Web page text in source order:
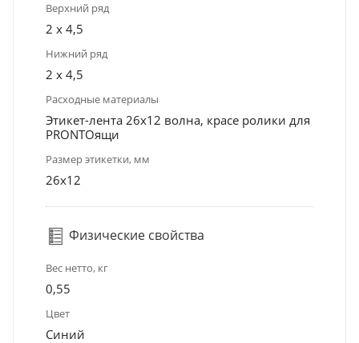
Верхний ряд
2 х 4,5
Нижний ряд
2 х 4,5
Расходные материалы
Этикет-лента 26х12 волна, красе ролики для
PRONTOящи
Размер этикетки, мм
26x12
Физические свойства
Вес нетто, кг
0,55
Цвет
Синий